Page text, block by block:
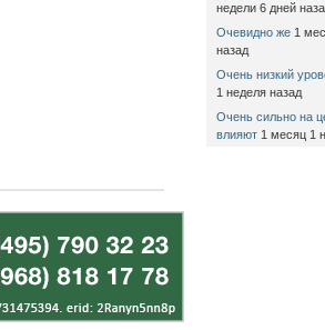
недели 6 дней
Очевидно же 1
назад
Очень низкий
1 неделя назад
Очень сильно на
влияют 1 месяц 1